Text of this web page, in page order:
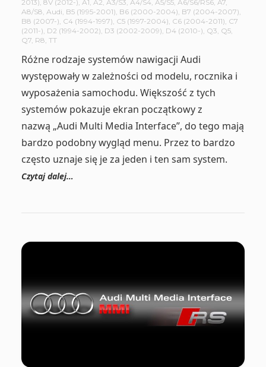
2013) 8V (2012-) A1 A2 A3/S3 A4/S4, A5/S5, A6/S6/RS6, A7,
A8/S8 Audi B5 (1995-2001) B6 (2000-2004) B7 (2004-2007)
B8 (2007-) C4 (1994-1997) C5 (1997-2004) C6 (2004-2011) C7
(2011-) D2 (1994-2002) D3 (2002-2009) D4 (2010-) Q3 Q5,
Q7, R8 TT
Różne rodzaje systemów nawigacji Audi
występowały w zależności od modelu, rocznika i
wyposażenia samochodu. Większość z tych
systemów pokazuje ekran początkowy z
nazwą „Audi Multi Media Interface”, do tego mają
bardzo podobny wygląd menu. Przez to bardzo
często uznaje się je za jeden i ten sam system.
Czytaj dalej…